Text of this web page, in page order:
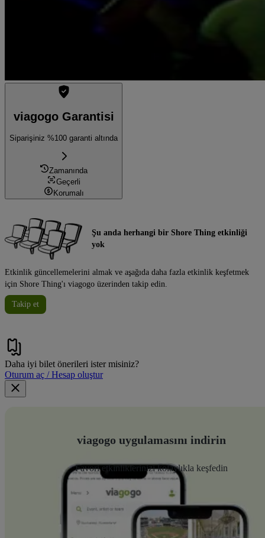
viagogo Garantisi
Siparişiniz %100 garanti altında
Zamanında
Geçerli
Korumalı
Şu anda herhangi bir Shore Thing etkinliği
yok
Etkinlik güncellemelerini almak ve aşağıda daha fazla etkinlik keşfetmek
için Shore Thing'ı viagogo üzerinden takip edin.
Takip et
Daha iyi bilet önerileri ister misiniz?
Oturum aç / Hesap oluştur
viagogo uygulamasını indirin
Favori etkinliklerinizi kolaylıkla keşfedin